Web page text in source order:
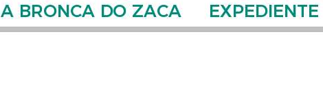
A BRONCA DO ZACA EXPEDIENTE